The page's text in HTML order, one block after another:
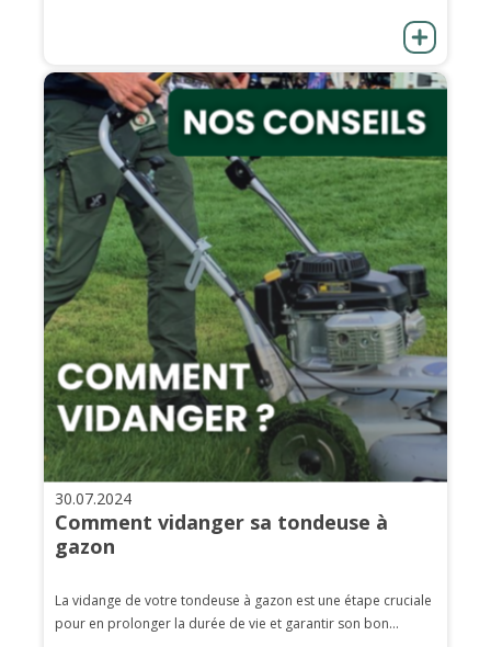
30.07.2024
Comment vidanger sa tondeuse à
gazon
La vidange de votre tondeuse à gazon est une étape cruciale
pour en prolonger la durée de vie et garantir son bon...